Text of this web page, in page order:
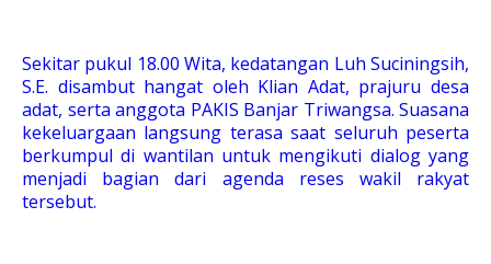
Sekitar pukul 18.00 Wita, kedatangan Luh Suciningsih,
S.E. disambut hangat oleh Klian Adat, prajuru desa
adat, serta anggota PAKIS Banjar Triwangsa. Suasana
kekeluargaan langsung terasa saat seluruh peserta
berkumpul di wantilan untuk mengikuti dialog yang
menjadi bagian dari agenda reses wakil rakyat
tersebut.